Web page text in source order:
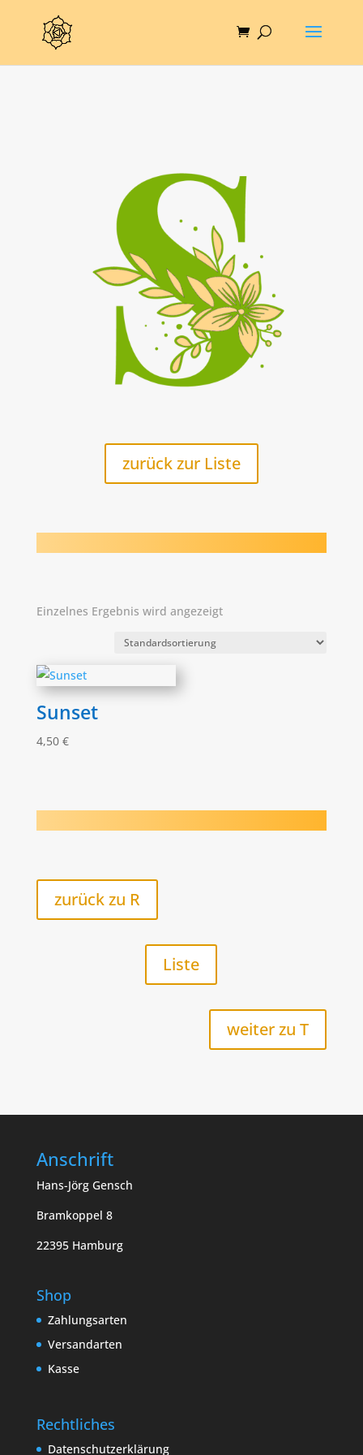
zurück zur Liste
Einzelnes Ergebnis wird angezeigt
Sunset
4,50 €
zurück zu R
Liste
weiter zu T
Anschrift
Hans-Jörg Gensch
Bramkoppel 8
22395 Hamburg
Shop
Zahlungsarten
Versandarten
Kasse
Rechtliches
Datenschutzerklärung